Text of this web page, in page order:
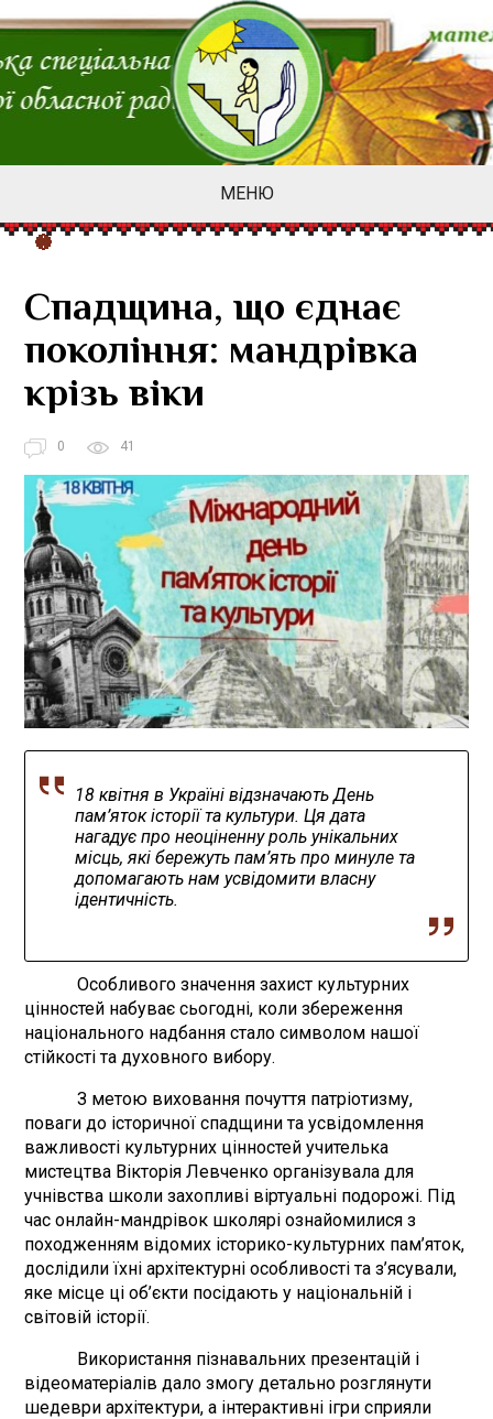
МЕНЮ
Спадщина, що єднає
покоління: мандрівка
крізь віки
0 41
18 квітня в Україні відзначають День
пам’яток історії та культури. Ця дата
нагадує про неоціненну роль унікальних
місць, які бережуть пам’ять про минуле та
допомагають нам усвідомити власну
ідентичність.
Особливого значення захист культурних
цінностей набуває сьогодні, коли збереження
національного надбання стало символом нашої
стійкості та духовного вибору.
З метою виховання почуття патріотизму,
поваги до історичної спадщини та усвідомлення
важливості культурних цінностей учителька
мистецтва Вікторія Левченко організувала для
учнівства школи захопливі віртуальні подорожі. Під
час онлайн-мандрівок школярі ознайомилися з
походженням відомих історико-культурних пам’яток,
дослідили їхні архітектурні особливості та з’ясували,
яке місце ці об’єкти посідають у національній і
світовій історії.
Використання пізнавальних презентацій і
відеоматеріалів дало змогу детально розглянути
шедеври архітектури, а інтерактивні ігри сприяли